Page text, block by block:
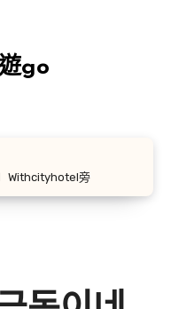
go
Withcityhotel旁